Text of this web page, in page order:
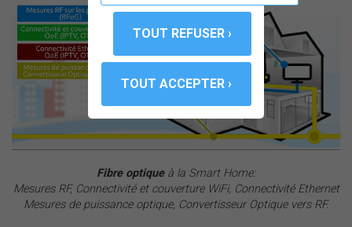
Fibre optiqueà la Smart Home:
Mesures RF, Connectivité et couverture WiFi, Connectivité Ethernet
Mesures de puissance optique, Convertisseur Optique vers RF.